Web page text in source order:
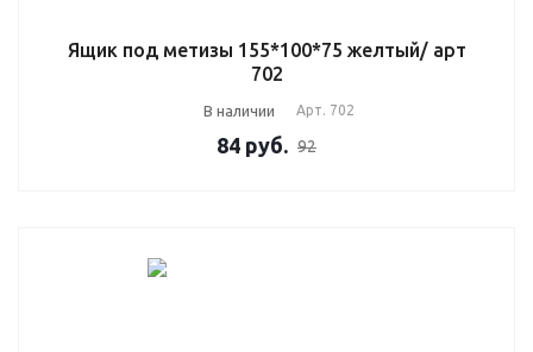
Ящик под метизы 155*100*75 желтый/ арт
702
В наличии Арт. 702
84 руб. 92